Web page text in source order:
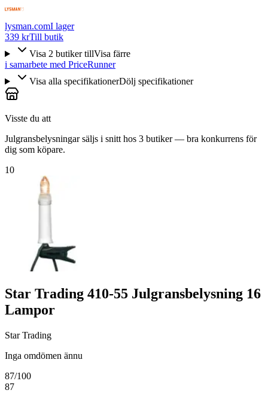
lysman.comI lager
339 krTill butik
Visa 2 butiker tillVisa färre
i samarbete med PriceRunner
Visa alla specifikationerDölj specifikationer
Visste du att
Julgransbelysningar säljs i snitt hos 3 butiker — bra konkurrens för
dig som köpare.
10
Star Trading 410-55 Julgransbelysning 16
Lampor
Star Trading
Inga omdömen ännu
87/100
87